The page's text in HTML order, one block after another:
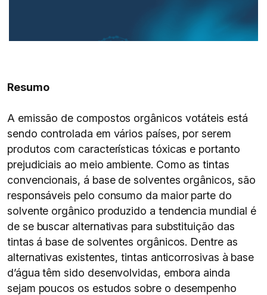
Resumo
A emissão de compostos orgânicos votáteis está
sendo controlada em vários países, por serem
produtos com características tóxicas e portanto
prejudiciais ao meio ambiente. Como as tintas
convencionais, á base de solventes orgânicos, são
responsáveis pelo consumo da maior parte do
solvente orgânico produzido a tendencia mundial é
de se buscar alternativas para substituição das
tintas á base de solventes orgânicos. Dentre as
alternativas existentes, tintas anticorrosivas à base
d’água têm sido desenvolvidas, embora ainda
sejam poucos os estudos sobre o desempenho